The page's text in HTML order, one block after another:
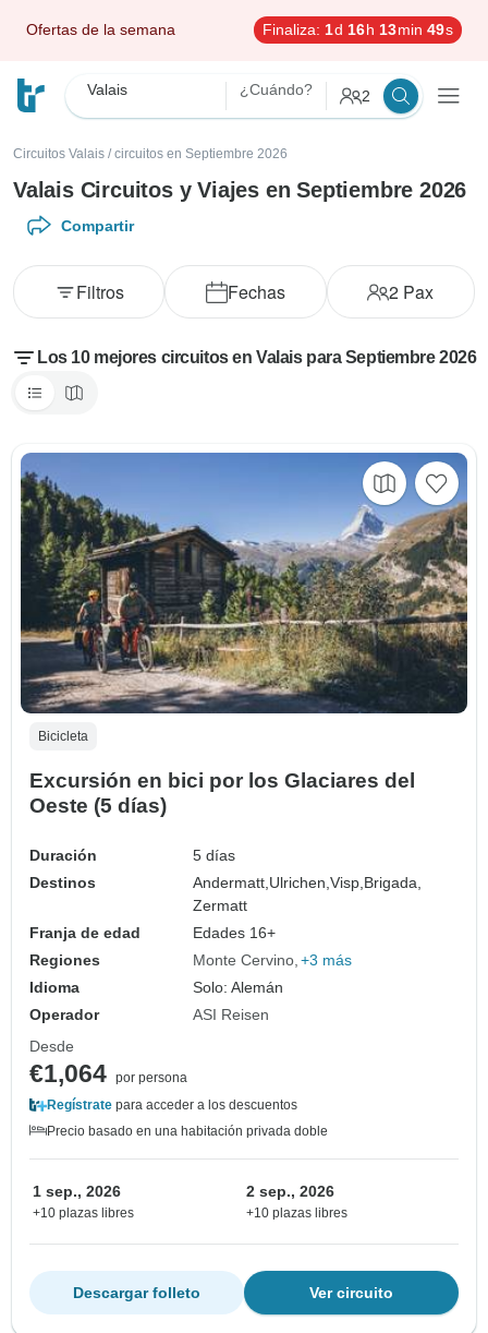
Ofertas de la semana Finaliza: 1d 16h 13min 47s
Valais ¿Cuándo? 2
Circuitos Valais / circuitos en Septiembre 2026
Valais Circuitos y Viajes en Septiembre 2026
Compartir
Fechas 2 Pax
Filtros
Los 10 mejores circuitos en Valais para Septiembre 2026
Bicicleta
Excursión en bici por los Glaciares del
Oeste (5 días)
Duración
5 días
Destinos
Andermatt, Ulrichen,Visp, Brigada,
Zermatt
Franja de edad
Edades 16+
Regiones
Monte Cervino +3 más
Idioma
Solo: Alemán
Operador
ASI Reisen
Desde
€1,064 por persona
Regístrate para acceder a los descuentos
Precio basado en una habitación privada doble
1 sep., 2026
+10 plazas libres
2 sep., 2026
+10 plazas libres
Ver circuito
Descargar folleto